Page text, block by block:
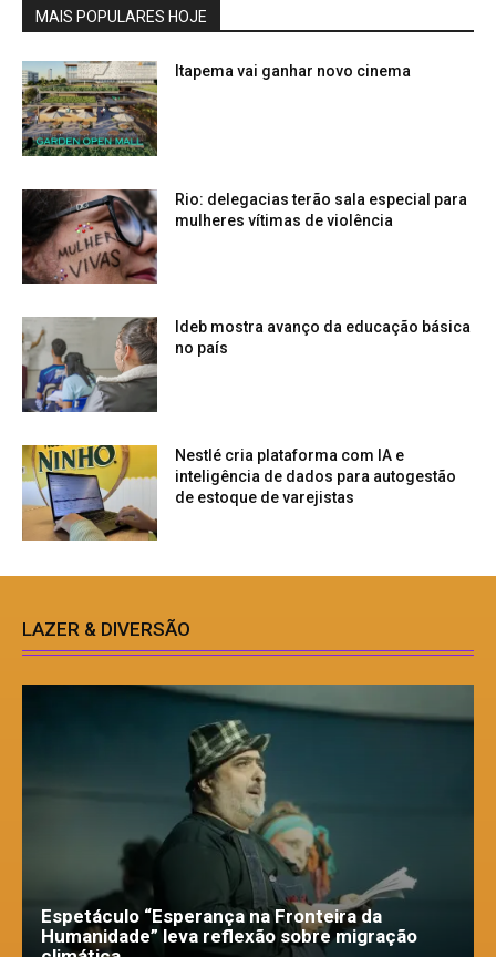
MAIS POPULARES HOJE
Itapema vai ganhar novo cinema
Rio: delegacias terão sala especial para
mulheres vítimas de violência
Ideb mostra avanço da educação básica
no país
Nestlé cria plataforma com IA e
inteligência de dados para autogestão
de estoque de varejistas
LAZER & DIVERSÃO
Espetáculo “Esperança na Fronteira da
Humanidade” leva reflexão sobre migração